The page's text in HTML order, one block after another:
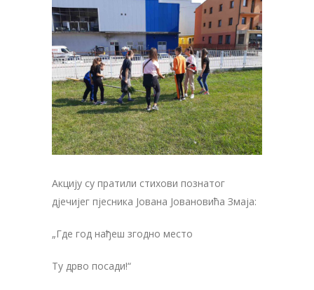
Акцију су пратили стихови познатог
дјечијег пјесника Јована Јовановића Змаја:
„Где год нађеш згодно место
Ту дрво посади!“